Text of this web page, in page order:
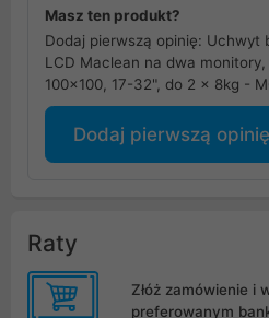
Masz ten produkt?
Dodaj pierwszą opinię: Uchwyt
LCD Maclean na dwa
100x100, 17-32", do 2 x 8kg -
Dodaj pierwszą
Raty
Złóż zamówienie i
preferowanym